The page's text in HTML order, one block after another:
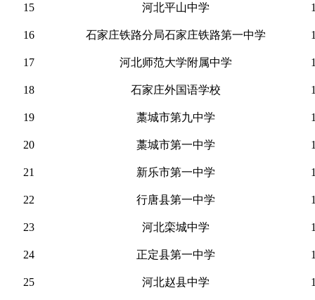
15 河北平山中学
16 石家庄铁路分局石家庄铁路第一中学
17 河北师范大学附属中学
18 石家庄外国语学校
19 藁城市第九中学
20 藁城市第一中学
21 新乐市第一中学
22 行唐县第一中学
23 河北栾城中学
24 正定县第一中学
25 河北赵县中学